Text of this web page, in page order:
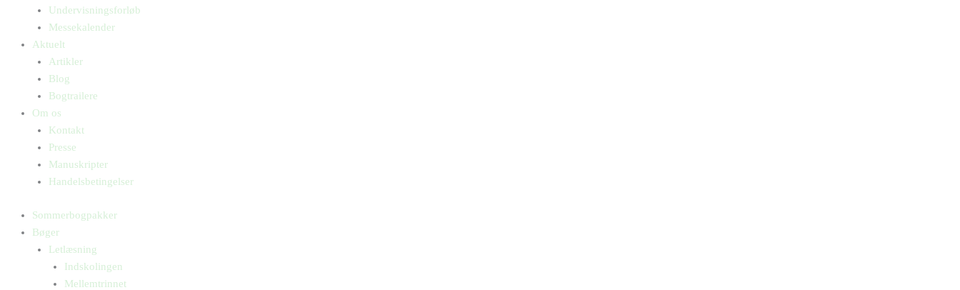
Undervisningsforløb
Messekalender
Aktuelt
Artikler
Blog
Bogtrailere
Om os
Kontakt
Presse
Manuskripter
Handelsbetingelser
Sommerbogpakker
Bøger
Letlæsning
Indskolingen
Mellemtrinnet